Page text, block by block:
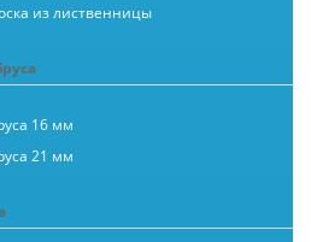
из лиственницы
16 мм
21 мм